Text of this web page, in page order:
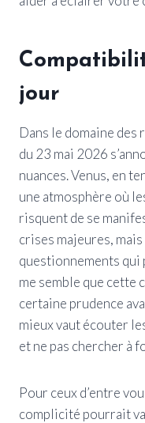
jour
Dans le domaine
du 23 mai 2026
nuances. Venus, en
une atmosphère où
risquent de se
crises majeures,
questionnements qui
me semble que cette
certaine prudence
mieux vaut écouter
et ne pas chercher à
Pour ceux d’entre
complicité pourrait